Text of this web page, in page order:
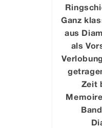
Ganz
aus
als
Zeit